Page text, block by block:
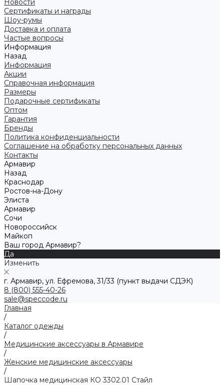
Новости
Сертификаты и награды
Шоу-румы
Доставка и оплата
Частые вопросы
Информация
Назад
Информация
Акции
Справочная информация
Размеры
Подарочные сертификаты
Оптом
Гарантия
Бренды
Политика конфиденциальности
Соглашение на обработку персональных данных
Контакты
Армавир
Назад
Краснодар
Ростов-на-Дону
Элиста
Армавир
Сочи
Новороссийск
Майкоп
Ваш город Армавир?
Да
Изменить
г. Армавир, ул. Ефремова, 31/33 (пункт выдачи СДЭК)
8 (800) 555-40-26
sale@speccode.ru
Главная
/
Каталог одежды
/
Медицинские аксессуары в Армавире
/
Женские медицинские аксессуары
/
Шапочка медицинская КО 3302.01 Стайл